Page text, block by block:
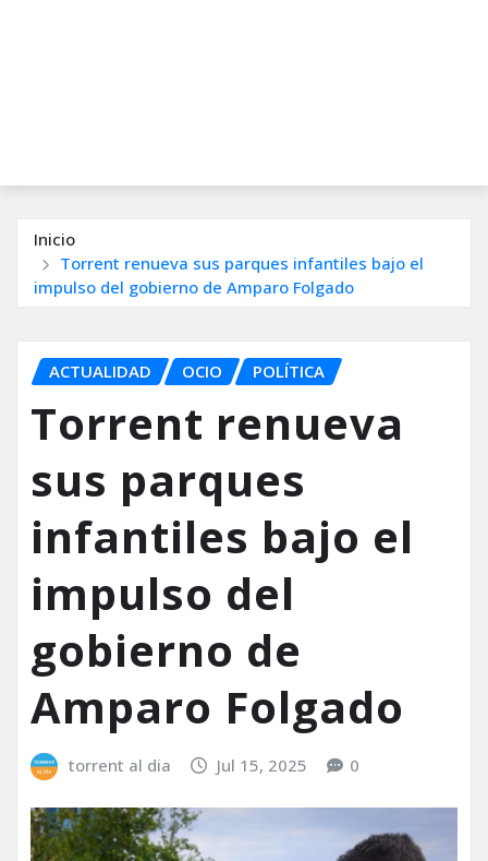
Inicio
Torrent renueva sus parques infantiles bajo el
impulso del gobierno de Amparo Folgado
ACTUALIDAD OCIO POLÍTICA
Torrent renueva
sus parques
infantiles bajo el
impulso del
gobierno de
Amparo Folgado
torrent al dia Jul 15, 2025 0